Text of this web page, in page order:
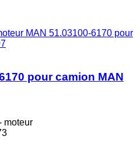
MAN 51.03100-6170 pour
pour camion MAN
moteur